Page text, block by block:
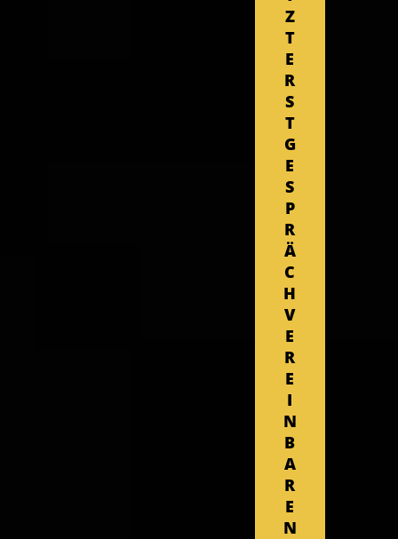
Z
T
E
R
S
T
G
E
S
P
R
Ä
C
H
V
E
R
E
I
N
B
A
R
E
N